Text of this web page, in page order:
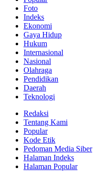
Foto
Indeks
Ekonomi
Gaya Hidup
Hukum
Internasional
Nasional
Olahraga
Pendidikan
Daerah
Teknologi
Redaksi
Tentang Kami
Popular
Kode Etik
Pedoman Media Siber
Halaman Indeks
Halaman Popular